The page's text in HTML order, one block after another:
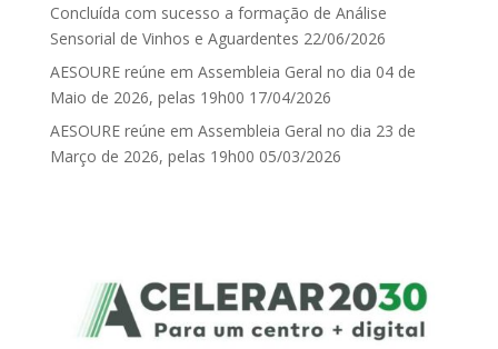
Concluída com sucesso a formação de Análise
Sensorial de Vinhos e Aguardentes 22/06/2026
AESOURE reúne em Assembleia Geral no dia 04 de
Maio de 2026, pelas 19h00 17/04/2026
AESOURE reúne em Assembleia Geral no dia 23 de
Março de 2026, pelas 19h00 05/03/2026